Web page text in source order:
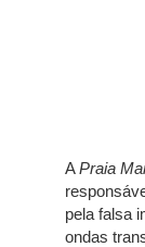
APraia
pela falsa
ondas